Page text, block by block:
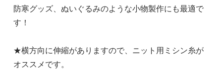
防寒グッズ、ぬいぐるみのような小物製作にも最適で
す！
★横方向に伸縮がありますので、ニット用ミシン糸が
オススメです。